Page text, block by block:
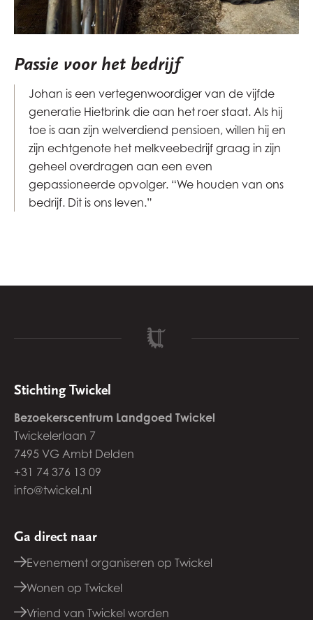
Passie voor het bedrijf
Johan is een vertegenwoordiger van de vijfde
generatie Hietbrink die aan het roer staat. Als hij
toe is aan zijn welverdiend pensioen, willen hij en
zijn echtgenote het melkveebedrijf graag in zijn
geheel overdragen aan een even
gepassioneerde opvolger. “We houden van ons
bedrijf. Dit is ons leven.”
Stichting Twickel
Bezoekerscentrum Landgoed Twickel
Twickelerlaan 7
7495 VG Ambt Delden
+31 74 376 13 09
info@twickel.nl
Ga direct naar
Evenement organiseren op Twickel
Wonen op Twickel
Vriend van Twickel worden